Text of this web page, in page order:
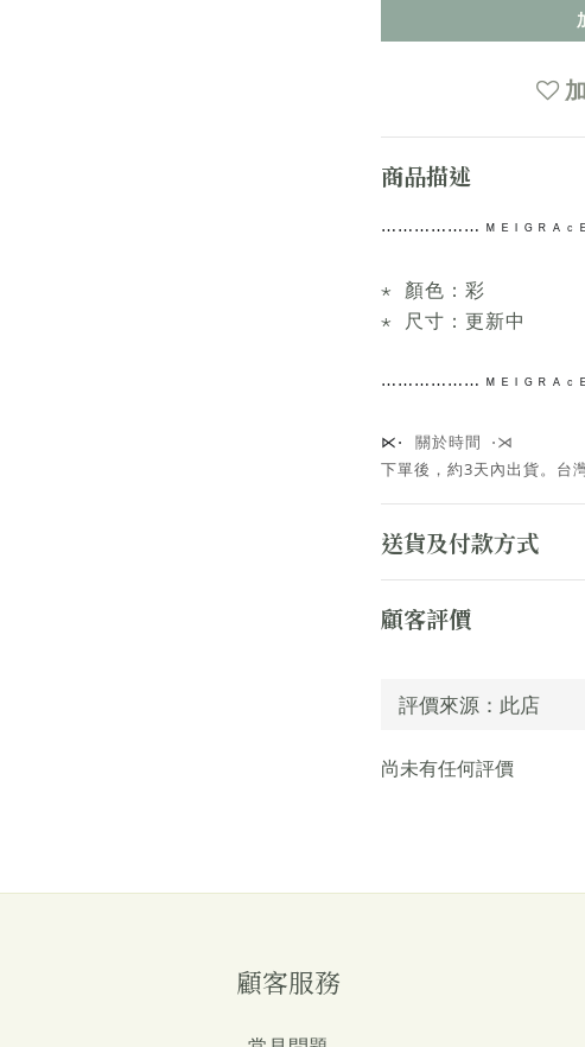
商品描述
⋯⋯ ⋯⋯⋯⋯ ᴹ ᴱ ᴵ ᴳ ᴿ ᴬ
⋆ 顏色：彩
⋆ 尺寸：更新中
⋯⋯ ⋯⋯⋯⋯ ᴹ ᴱ ᴵ ᴳ ᴿ ᴬ
⋉⋅ 關於時間 ⋅⋊
下單後，約3天內出貨。台
送貨及付款方式
顧客評價
尚未有任何評價
顧客服務